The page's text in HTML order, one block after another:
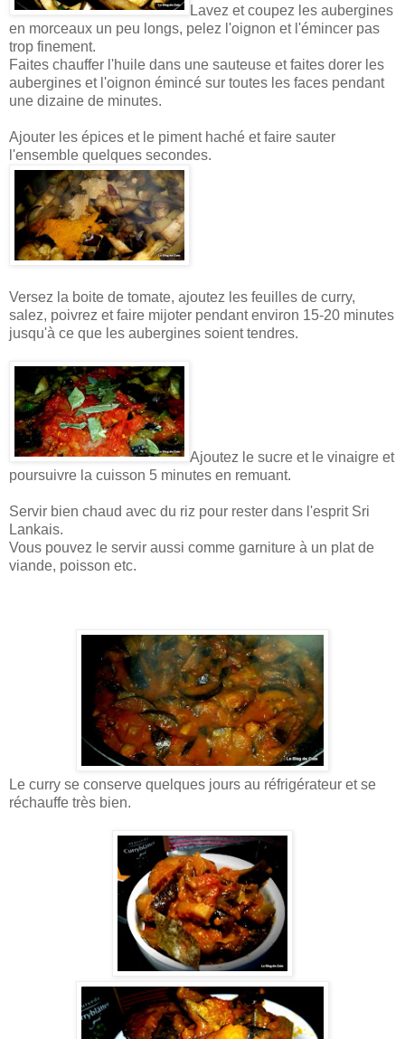
Lavez et coupez les aubergines
en morceaux un peu longs, pelez l'oignon et l'émincer pas
trop finement.
Faites chauffer l'huile dans une sauteuse et faites dorer les
aubergines et l'oignon émincé sur toutes les faces pendant
une dizaine de minutes.
Ajouter les épices et le piment haché et faire sauter
l'ensemble quelques secondes.
Versez la boite de tomate, ajoutez les feuilles de curry,
salez, poivrez et faire mijoter pendant environ 15-20 minutes
jusqu'à ce que les aubergines soient tendres.
Ajoutez le sucre et le vinaigre et
poursuivre la cuisson 5 minutes en remuant.
Servir bien chaud avec du riz pour rester dans l'esprit Sri
Lankais.
Vous pouvez le servir aussi comme garniture à un plat de
viande, poisson etc.
Le curry se conserve quelques jours au réfrigérateur et se
réchauffe très bien.